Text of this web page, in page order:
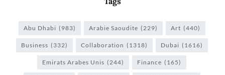
Abu Dhabi (983) Arabie Saoudite (229) Art (440)
Business (332) Collaboration (1318) Dubai (1616)
Emirats Arabes Unis (244) Finance (165)